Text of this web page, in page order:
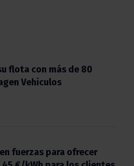
flota con más de 80
Vehiculos
fuerzas para ofrecer